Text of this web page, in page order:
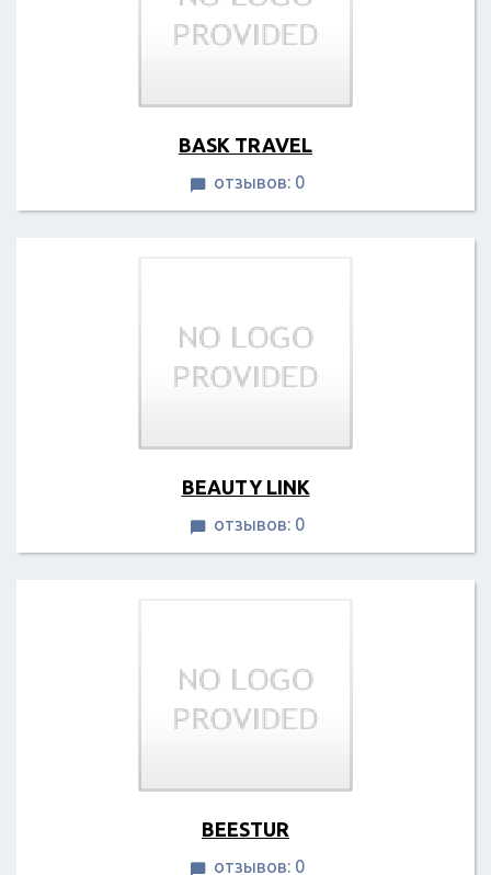
BASK TRAVEL
 отзывов: 0
BEAUTY LINK
 отзывов: 0
BEESTUR
 отзывов: 0